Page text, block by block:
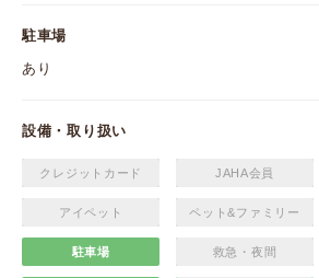
駐車場
あり
設備・取り扱い
クレジットカード JAHA会員
アイペット ペット&ファミリー
駐車場 救急・夜間